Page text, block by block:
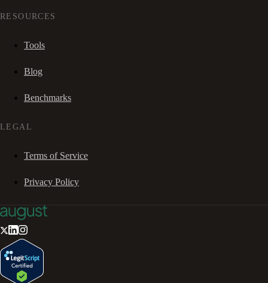
RESOURCES
Tools
Blog
Benchmarks
LEGAL
Terms of Service
Privacy Policy